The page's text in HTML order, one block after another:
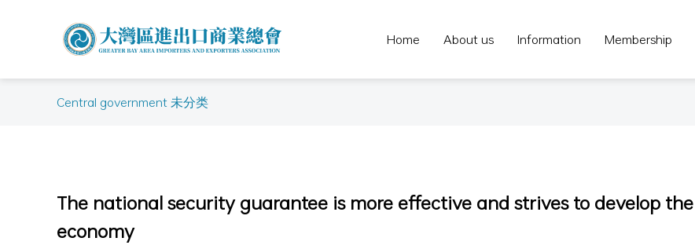
Home About us Information Membership
Central government 未分类
The national security guarantee is more effective and strives to develop the
economy